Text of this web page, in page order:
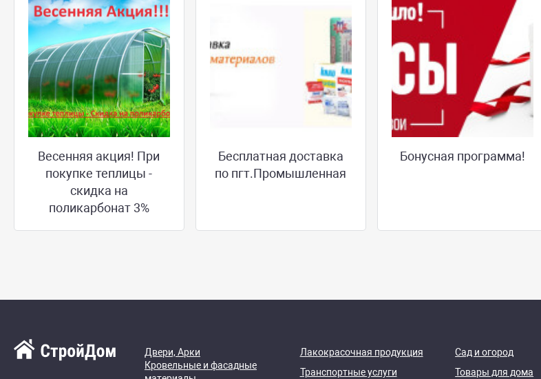
Весенняя акция! При
покупке теплицы -
скидка на
поликарбонат 3%
Бесплатная доставка
по пгт.Промышленная
Бонусная программа!
Двери, Арки Лакокрасочная продукция Сад и огород
Кровельные и фасадные
Транспортные услуги Товары для дома